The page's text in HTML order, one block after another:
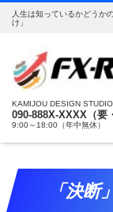
人生は知っているかどうか
け」
KAMIJOU DESIGN STUDIO
090-888X-XXXX（要
9:00～18:00（年中無休）
「決断